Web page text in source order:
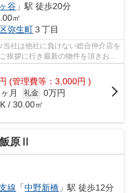
谷 」駅 徒歩20分
㎡
弥生町３丁目
社は他社に負けない総合仲介店を
挨拶に行き最新の物件を頂きお客
(管理費等：3,000円 )
月 礼金 0万円
/ 30.00㎡
原Ⅱ
線 「中野新橋 」駅 徒歩12分